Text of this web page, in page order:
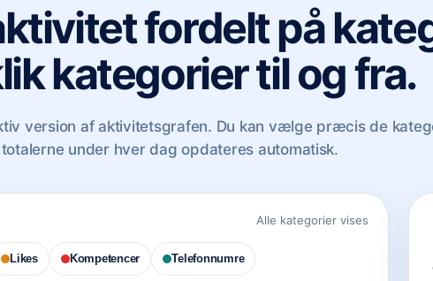
fordelt på
kategorier til og fra.
version af aktivitetsgrafen. Du kan vælge præcis de
under hver dag opdateres automatisk.
Alle kategorier vises
Likes Kompetencer Telefonnumre